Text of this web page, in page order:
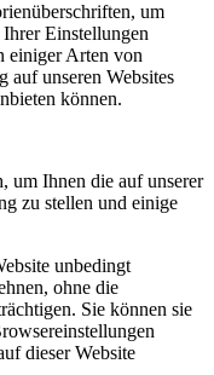
um
Einstellungen
einiger Arten von
unseren Websites
können.
um Ihnen die auf unserer
zu stellen und einige
unbedingt
ohne die
Sie können sie
dieser Website